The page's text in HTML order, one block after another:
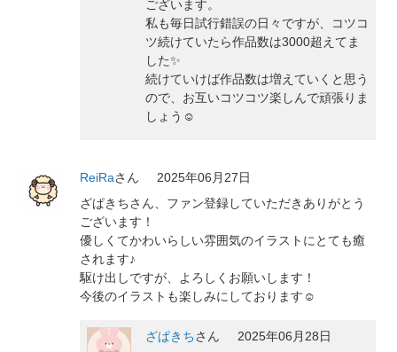
ございます。
私も毎日試行錯誤の日々ですが、コツコ
ツ続けていたら作品数は3000超えてま
した✨
続けていけば作品数は増えていくと思う
ので、お互いコツコツ楽しんで頑張りま
しょう☺️
ReiRaさん
2025年06月27日
ざぱきちさん、ファン登録していただきありがとう
ございます！
優しくてかわいらしい雰囲気のイラストにとても癒
されます♪
駆け出しですが、よろしくお願いします！
今後のイラストも楽しみにしております☺️
ざぱきちさん
2025年06月28日